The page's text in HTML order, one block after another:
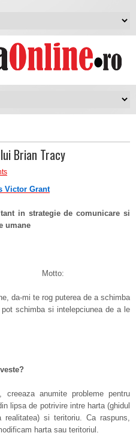
Brian Tracy
Victor Grant
in strategie de comunicare si
umane
Motto:
da-mi te rog puterea de a schimba
schimba si intelepciunea de a le
creeaza anumite probleme pentru
lipsade potrivire intre harta (ghidul
si teritoriu. Ca raspuns,
harta sau teritoriul.